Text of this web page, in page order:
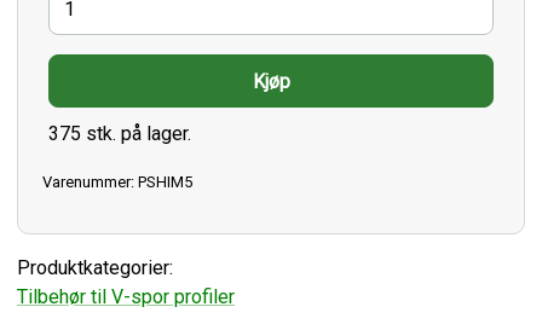
375 stk. på lager.
Varenummer: PSHIM5
Produktkategorier:
Tilbehør til V-spor profiler